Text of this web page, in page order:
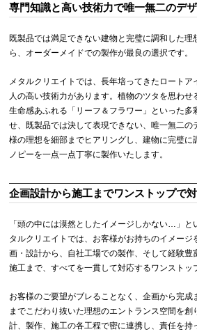
専門知識と高い技術力で唯一無二のデ
既製品では満足できない建物と完璧に調和した理
ら、オーダーメイドでの製作が最良の選択です。
メタルクリエイトでは、長年培ってきたロート
人の高い技術力があります。植物のツタを思わせ
生命感あふれる「リーフ＆フラワー」といった多
せ、既製品では決して表現できない、唯一無二の
様の理想を細部までヒアリングし、建物に完璧に
ノピーを一点一点丁寧に製作いたします。
企画設計から施工までワンストップで
「頭の中には漠然としたイメージしかない…」と
タルクリエイトでは、お客様がお持ちのイメー
画・設計から、自社工場での製作、そして経験豊
施工まで、すべてを一貫して対応するワンストッ
お客様のご要望がブレることなく、企画から完
までこだわり抜いた理想のエントランス空間を
計、製作、施工の各工程で密に連携し、責任を持